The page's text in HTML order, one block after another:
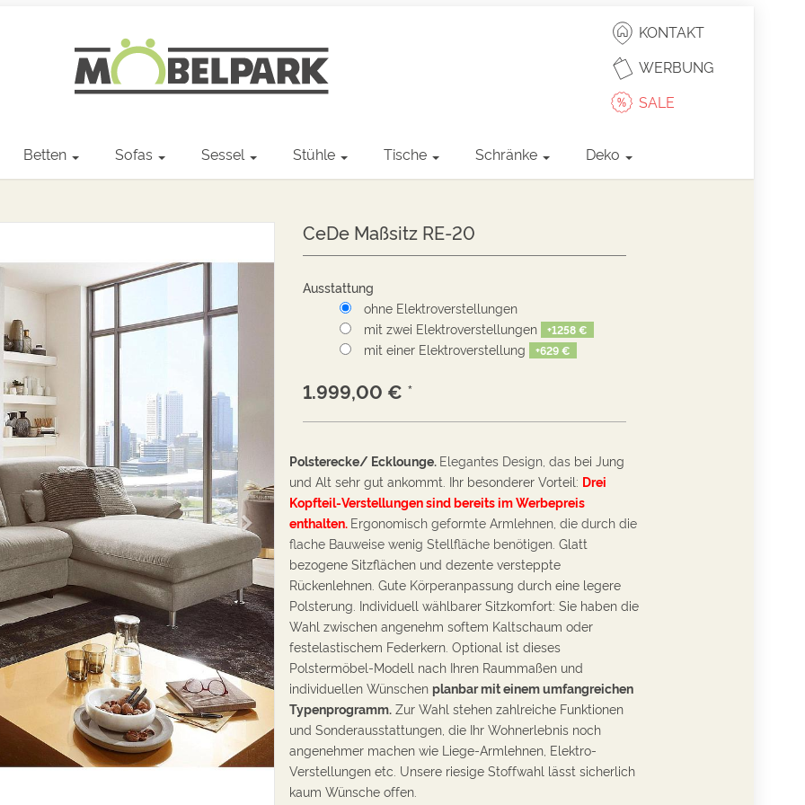
KONTAKT
WERBUNG
SALE
Betten Sofas Sessel Stühle Tische Schränke Deko
W
e
i
t
e
r
CeDe Maßsitz RE-20
Ausstattung
ohne Elektroverstellungen
mit zwei Elektroverstellungen
+1258 €
mit einer Elektroverstellung +629 €
1.999,00 € *
Polsterecke/ Ecklounge. Elegantes Design, dasbei Jung
und Alt sehr gut ankommt. Ihr besonderer Vorteil: Drei
Kopfteil-Verstellungen sind bereits im Werbepreis
enthalten. Ergonomisch geformte Armlehnen, die durch die
flache Bauweise wenig Stellfläche benötigen. Glatt
bezogene Sitzflächen und dezente versteppte
Rückenlehnen. Gute Körperanpassung durch eine legere
Polsterung. Individuell wählbarer Sitzkomfort: Sie haben die
Wahl zwischen angenehm softem Kaltschaum oder
festelastischem Federkern. Optional ist dieses
Polstermöbel-Modell nach Ihren Raummaßen und
individuellen Wünschen planbar mit einem umfangreichen
Typenprogramm. Zur Wahl stehen zahlreiche Funktionen
und Sonderausstattungen, die Ihr Wohnerlebnis noch
angenehmer machen wie Liege-Armlehnen, Elektro-
Verstellungen etc. Unsere riesige Stoffwahl lässt sicherlich
kaum Wünsche offen.